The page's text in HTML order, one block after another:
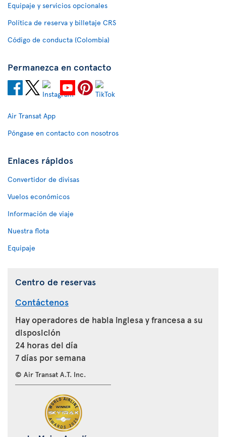
Equipaje y servicios opcionales
Política de reserva y billetaje CRS
Código de conducta (Colombia)
Permanezca en contacto
Air Transat App
Póngase en contacto con nosotros
Enlaces rápidos
Convertidor de divisas
Vuelos económicos
Información de viaje
Nuestra flota
Equipaje
Centro de reservas
Contáctenos
Hay operadores de habla inglesa y francesa a su
disposición
24 horas del día
7 días por semana
© Air Transat A.T. Inc.